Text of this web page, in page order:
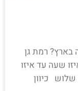
רמת גן
שעה עד איזו
כיוון